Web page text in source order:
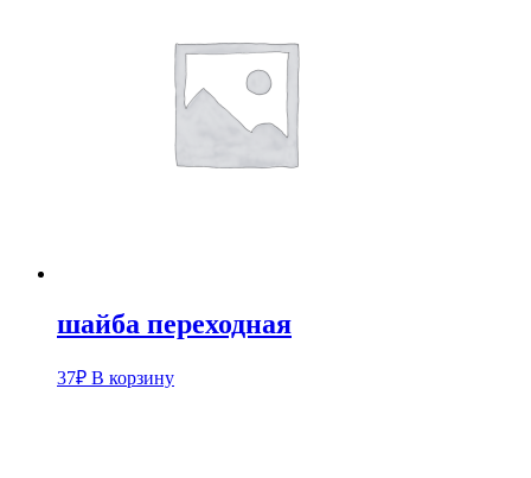
шайба переходная
37₽ В корзину